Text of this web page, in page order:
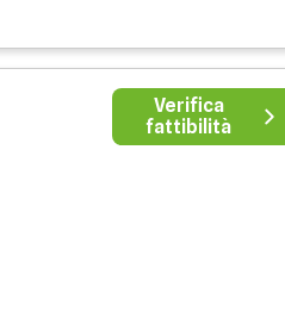
Verifica
fattibilità